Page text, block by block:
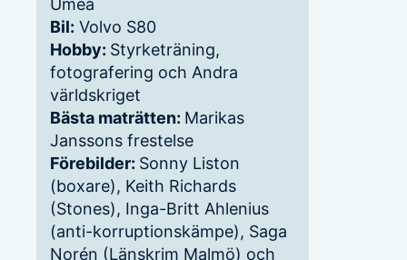
Umeå
Bil: Volvo S80
Hobby: Styrketräning,
fotografering och Andra
världskriget
Bästa maträtten: Marikas
Janssons frestelse
Förebilder: Sonny Liston
(boxare), Keith Richards
(Stones), Inga-Britt Ahlenius
(anti-korruptionskämpe), Saga
Norén (Länskrim Malmö) och